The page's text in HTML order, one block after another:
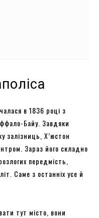
в 1836 році з
Байу. Завдяки
залізниць, Х’юстон
Зараз його складно
передмість,
Саме з останніх усе й
тут місто, вони